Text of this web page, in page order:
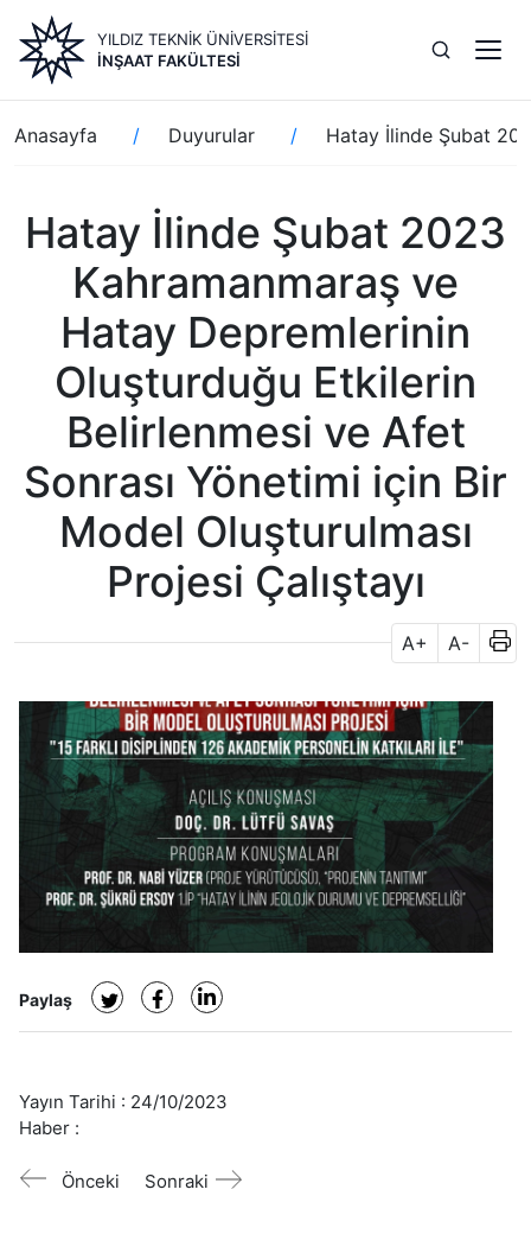
içeriğe
atla
YILDIZ TEKNİK ÜNİVERSİTESİ
İNŞAAT FAKÜLTESİ
Sayfa
yolu
Anasayfa Duyurular Hatay İlinde Şubat
Hatay İlinde Şubat 2023
Kahramanmaraş ve
Hatay Depremlerinin
Oluşturduğu Etkilerin
Belirlenmesi ve Afet
Sonrası Yönetimi için Bir
Model Oluşturulması
Projesi Çalıştayı
A+ A-
Paylaş
Yayın Tarihi : 24/10/2023
Haber :
Önceki Sonraki